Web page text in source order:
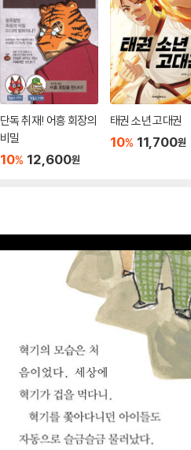
단독 취재! 어흥 회장의
비밀
10% 12,600원
태권 소년 고대권
10% 11,700원